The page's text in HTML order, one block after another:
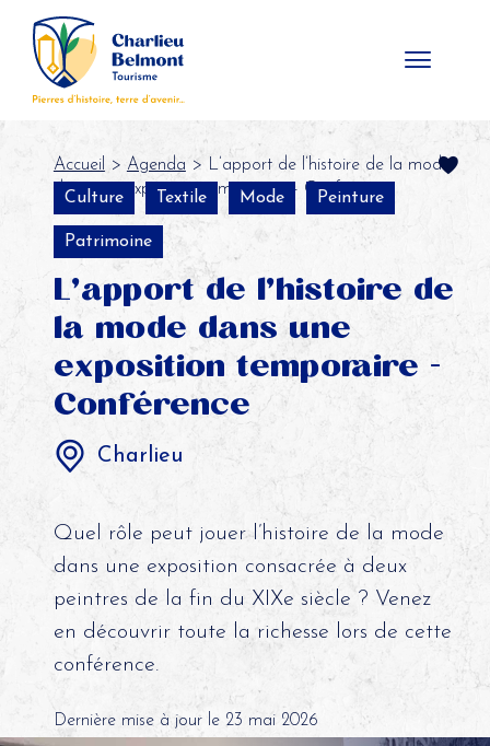
Accueil > Agenda > L’apport de l’histoire de la mode
dans une exposition temporaire – Conférence
Culture Textile Mode Peinture
Patrimoine
L’apport de l’histoire de
la mode dans une
exposition temporaire -
Conférence
Charlieu
Quel rôle peut jouer l’histoire de la mode
dans une exposition consacrée à deux
peintres de la fin du XIXe siècle ? Venez
en découvrir toute la richesse lors de cette
conférence.
Dernière mise à jour le 23 mai 2026
Panneau de gestion des cookies